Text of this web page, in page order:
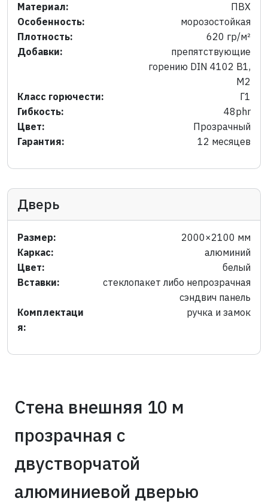
Материал:
ПВХ
Особенность:
морозостойкая
Плотность:
620 гр/м²
Добавки:
препятствующие
горению DIN 4102 B1,
M2
Класс горючести:
Г1
Гибкость:
48phr
Цвет:
Прозрачный
Гарантия:
12 месяцев
Дверь
Размер:
2000×2100 мм
Каркас:
алюминий
Цвет:
белый
Вставки:
стеклопакет либо непрозрачная
сэндвич панель
Комплектаци
я:
ручка и замок
Стена внешняя 10 м
прозрачная с
двустворчатой
алюминиевой дверью